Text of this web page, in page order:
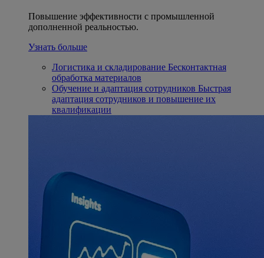
Повышение эффективности с промышленной
дополненной реальностью.
Узнать больше
Логистика и складирование Бесконтактная
обработка материалов
Обучение и адаптация сотрудников Быстрая
адаптация сотрудников и повышение их
квалификации